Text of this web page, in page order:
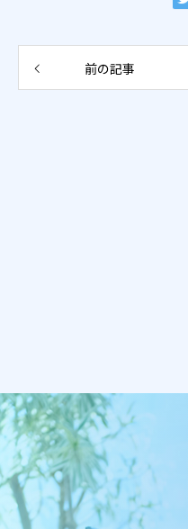
前の記事